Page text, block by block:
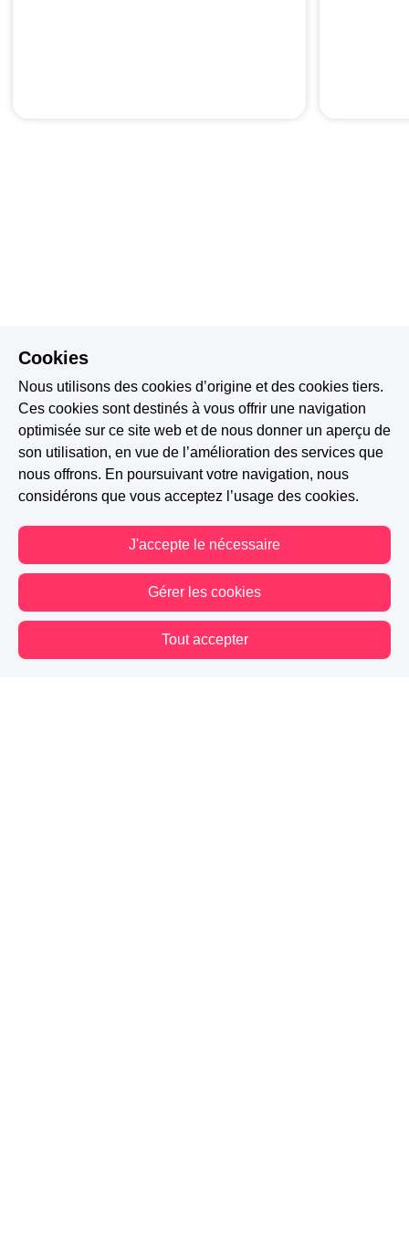
Cookies
Nous utilisons des cookies d’origine et des cookies tiers.
Ces cookies sont destinés à vous offrir une navigation
optimisée sur ce site web et de nous donner un aperçu de
son utilisation, en vue de l’amélioration des services que
nous offrons. En poursuivant votre navigation, nous
considérons que vous acceptez l’usage des cookies.
J'accepte le nécessaire
Gérer les cookies
Tout accepter